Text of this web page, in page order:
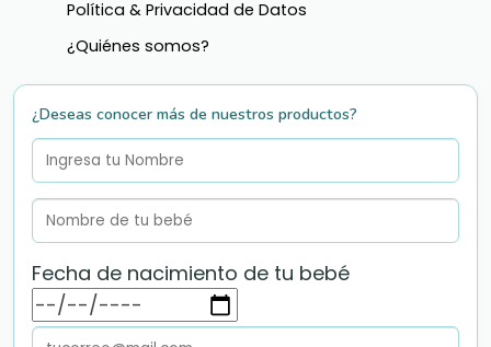
Política & Privacidad de Datos
¿Quiénes somos?
¿Deseas conocer más de nuestros productos?
Fecha de nacimiento de tu bebé